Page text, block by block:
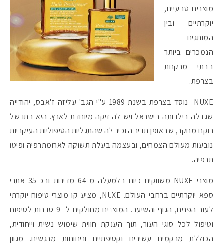
מוצרים טבעיים,
יוקרתיים ובין
המותגים
הנמכרים ביותר
בבתי מרקחת
בצרפת.
NUXE נוסד בצרפת בשנת 1989 ע"י הגב' עליזה ז'אבס, יהודייה
שגדלה בילדותה בישראל ויש לה זיקה מיוחדת לארץ. היא בתו של
רוקח מחקר, שבאופן תדיר הזכיר לה שהתגליות הטיפוליות העיקריות
נובעות מעולם הצמחים, ובעצמה בעלת תשוקה לארומתרפיה ופיטו
תרפיה.
מוצרי NUXE משווקים כיום בלמעלה מ-64 מדינות ובכ-35 אתרי
ספא יוקרתיים ברחבי העולם. NUXE, מציע קו מוצרי טיפוח יוקרתי
לעור הפנים, הגוף והשיער. המוצרים מחולקים ל- 9 סדרות לטיפוח
וטיפול לכל סוגי העור, תוך הענקת חווית שימוש נשית וייחודית,
הכוללת מרקמים עשירים וקטיפתיים וניחוחות מרגשים. מגוון